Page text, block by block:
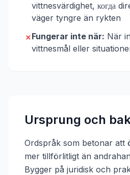
vittnesvärdighet, когда
väger tyngre än rykten
✗Fungerar inte när: När
vittnesmål eller
Ursprung och
Ordspråk som betonar att
mer tillförlitligt än
Bygger på juridisk och